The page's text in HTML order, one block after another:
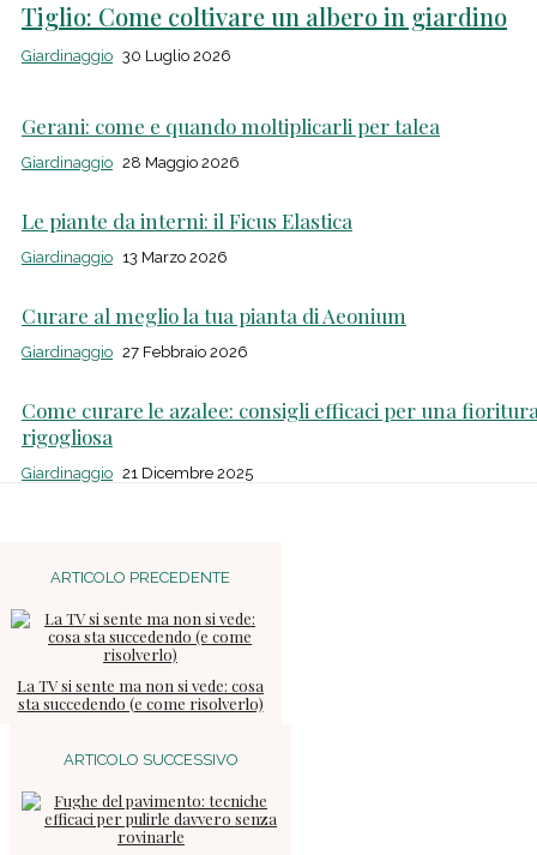
Tiglio: Come coltivare un albero in giardino
Giardinaggio 30 Luglio 2026
Gerani: come e quando moltiplicarli per talea
Giardinaggio 28 Maggio 2026
Le piante da interni: il Ficus Elastica
Giardinaggio 13 Marzo 2026
Curare al meglio la tua pianta di Aeonium
Giardinaggio 27 Febbraio 2026
Come curare le azalee: consigli efficaci per una
rigogliosa
Giardinaggio 21 Dicembre 2025
ARTICOLO PRECEDENTE
La TV si sente ma non si vede: cosa
sta succedendo (e come risolverlo)
ARTICOLO SUCCESSIVO